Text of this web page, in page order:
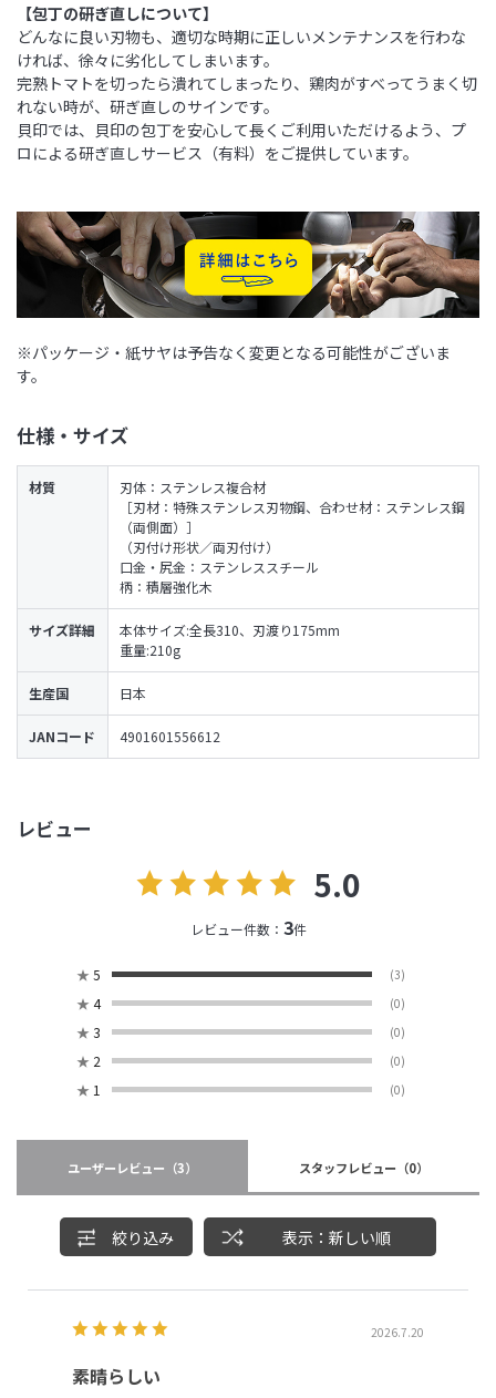
レビュー
5.0
レビュー件数： 3件
★ 5 (3)
★ 4 (0)
★ 3 (0)
★ 2 (0)
★ 1 (0)
ユーザーレビュー （3） スタッフレビュー （0）
絞り込み 表示：新しい順
2026.7.20
素晴らしい
【包丁の研ぎ直しについて】
どんなに良い刃物も、適切な時期に正しいメンテナンスを行わな
ければ、徐々に劣化してしまいます。
完熟トマトを切ったら潰れてしまったり、鶏肉がすべってうまく切
れない時が、研ぎ直しのサインです。
貝印では、貝印の包丁を安心して長くご利用いただけるよう、プ
ロによる研ぎ直しサービス（有料）をご提供しています。
※パッケージ・紙サヤは予告なく変更となる可能性がございま
す。
仕様・サイズ
材質
刃体：ステンレス複合材
［刃材：特殊ステンレス刃物鋼、合わせ材：ステンレス鋼
（両側面）］
（刃付け形状／両刃付け）
口金・尻金：ステンレススチール
柄：積層強化木
サイズ詳細
本体サイズ:全長310、刃渡り175mm
重量:210g
生産国 日本
JANコード 4901601556612